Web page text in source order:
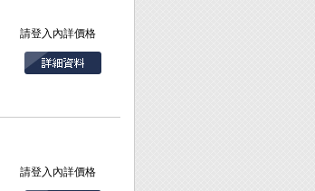
請登入內詳價格
請登入內詳價格